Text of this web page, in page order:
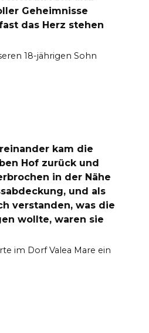
Geheimnisse
das Herz stehen
18-jährigen Sohn
kam die
Hof zurück und
in der Nähe
und als
verstanden, was die
wollte, waren sie
im Dorf Valea Mare ein